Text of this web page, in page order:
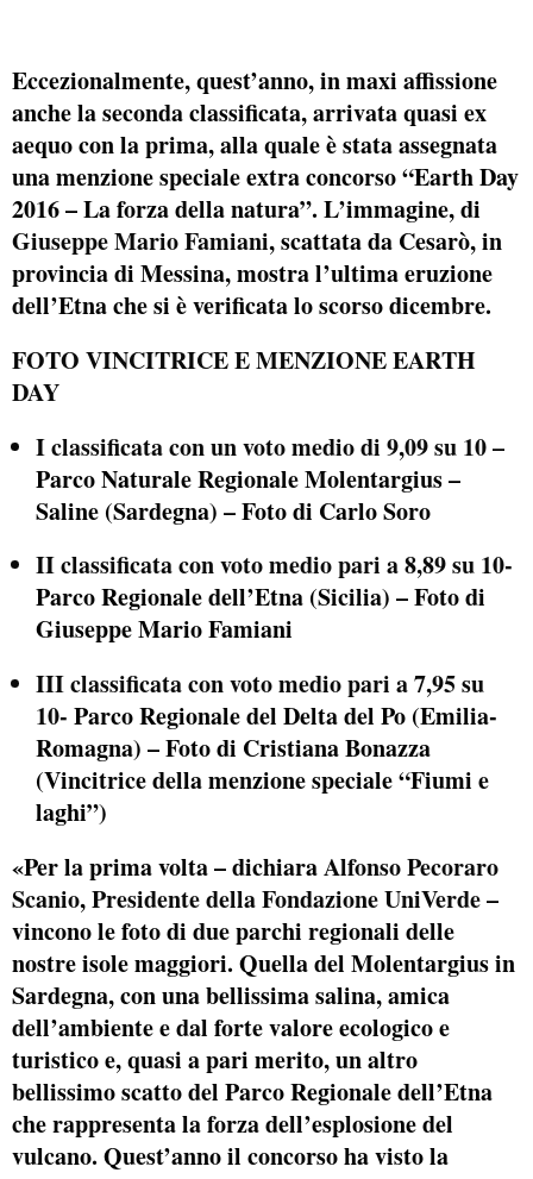
Eccezionalmente, quest’anno, in maxi affissione
anche la seconda classificata, arrivata quasi ex
aequo con la prima, alla quale è stata assegnata
una menzione speciale extra concorso “Earth Day
2016 – La forza della natura”. L’immagine, di
Giuseppe Mario Famiani, scattata da Cesarò, in
provincia di Messina, mostra l’ultima eruzione
dell’Etna che si è verificata lo scorso dicembre.
FOTO VINCITRICE E MENZIONE EARTH
DAY
I classificata con un voto medio di 9,09 su 10 –
Parco Naturale Regionale Molentargius –
Saline (Sardegna) – Foto di Carlo Soro
II classificata con voto medio pari a 8,89 su 10-
Parco Regionale dell’Etna (Sicilia) – Foto di
Giuseppe Mario Famiani
III classificata con voto medio pari a 7,95 su
10- Parco Regionale del Delta del Po (Emilia-
Romagna) – Foto di Cristiana Bonazza
(Vincitrice della menzione speciale “Fiumi e
laghi”)
«Per la prima volta – dichiaraAlfonso Pecoraro
Scanio,Presidente della Fondazione UniVerde–
vincono le foto di due parchi regionali delle
nostre isole maggiori. Quella del Molentargius in
Sardegna, con una bellissima salina, amica
dell’ambiente e dal forte valore ecologico e
turistico e, quasi a pari merito, un altro
bellissimo scatto del Parco Regionale dell’Etna
che rappresenta la forza dell’esplosione del
vulcano. Quest’anno il concorso ha visto la